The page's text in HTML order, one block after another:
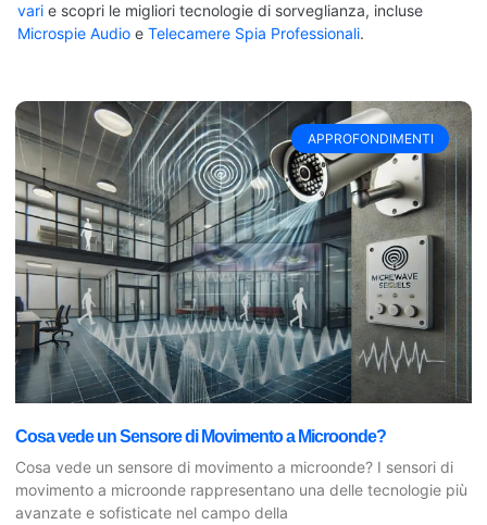
vari e scopri le migliori tecnologie di sorveglianza, incluse
Microspie Audio e Telecamere Spia Professionali.
APPROFONDIMENTI
Cosa vede un Sensore di Movimento a Microonde?
Cosa vede un sensore di movimento a microonde? I sensori di
movimento a microonde rappresentano una delle tecnologie più
avanzate e sofisticate nel campo della